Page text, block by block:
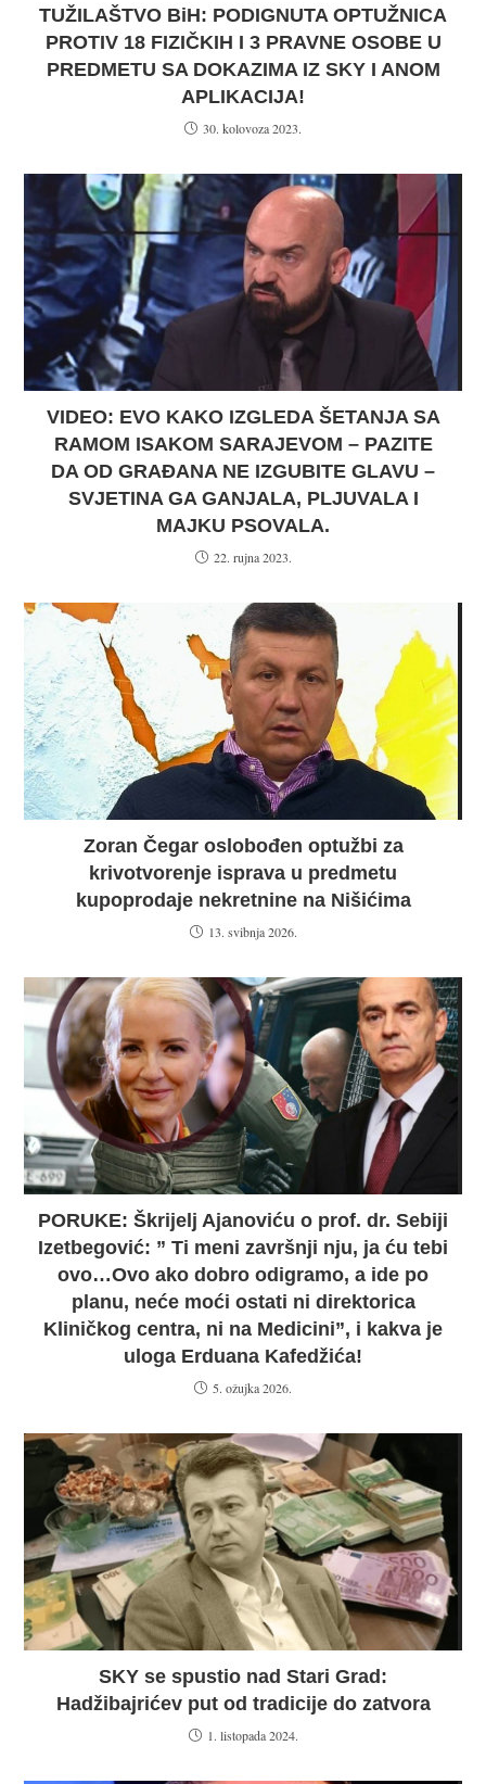
TUŽILAŠTVO BiH: PODIGNUTA OPTUŽNICA
PROTIV 18 FIZIČKIH I 3 PRAVNE OSOBE U
PREDMETU SA DOKAZIMA IZ SKY I ANOM
APLIKACIJA!
30. kolovoza 2023.
VIDEO: EVO KAKO IZGLEDA ŠETANJA SA
RAMOM ISAKOM SARAJEVOM – PAZITE
DA OD GRAĐANA NE IZGUBITE GLAVU –
SVJETINA GA GANJALA, PLJUVALA I
MAJKU PSOVALA.
22. rujna 2023.
Zoran Čegar oslobođen optužbi za
krivotvorenje isprava u predmetu
kupoprodaje nekretnine na Nišićima
13. svibnja 2026.
PORUKE: Škrijelj Ajanoviću o prof. dr. Sebiji
Izetbegović: ” Ti meni završnji nju, ja ću tebi
ovo…Ovo ako dobro odigramo, a ide po
planu, neće moći ostati ni direktorica
Kliničkog centra, ni na Medicini”, i kakva je
uloga Erduana Kafedžića!
5. ožujka 2026.
SKY se spustio nad Stari Grad:
Hadžibajrićev put od tradicije do zatvora
1. listopada 2024.